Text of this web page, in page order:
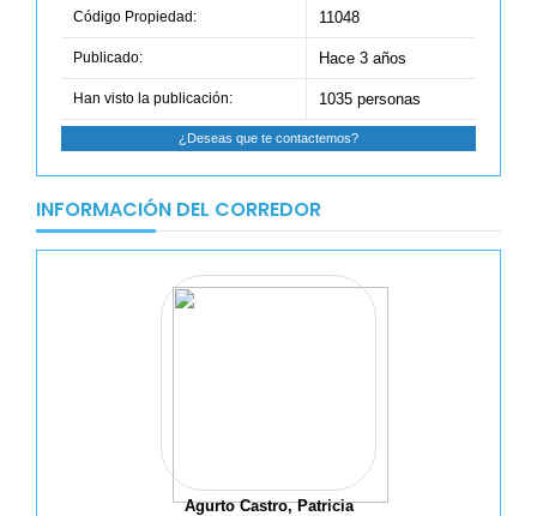
Código Propiedad: 11048
Publicado: Hace 3 años
Han visto la publicación: 1035 personas
¿Deseas que te contactemos?
INFORMACIÓN DEL CORREDOR
Agurto Castro, Patricia